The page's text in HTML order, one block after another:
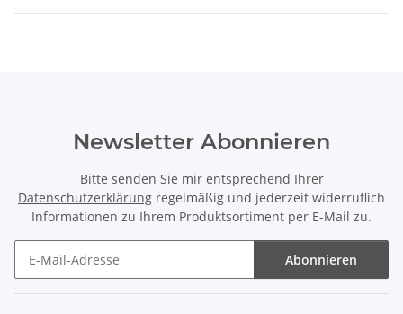
Newsletter Abonnieren
Bitte senden Sie mir entsprechend Ihrer
Datenschutzerklärung regelmäßig und jederzeit widerruflich
Informationen zu Ihrem Produktsortiment per E-Mail zu.
Abonnieren